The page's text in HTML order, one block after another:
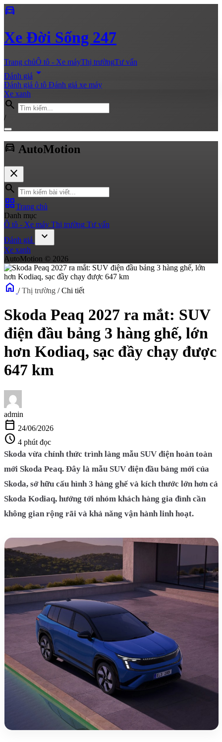
directions_car
Xe Đời Sống 247
Trang chủÔ tô - Xe máyThị trườngTư vấn
Đánh giá arrow_drop_down
Đánh giá ô tô Đánh giá xe máy
Xe xanh
search
/
directions_car AutoMotion
close
search
grid_viewTrang chủ
Danh mục
Ô tô - Xe máy Thị trường Tư vấn
Đánh giá
expand_more
Xe xanh
AutoMotion © 2026
home / Thị trường / Chi tiết
Skoda Peaq 2027 ra mắt: SUV
điện đầu bảng 3 hàng ghế, lớn
hơn Kodiaq, sạc đầy chạy được
647 km
admin
calendar_today 24/06/2026
schedule 4 phút đọc
Skoda vừa chính thức trình làng mẫu SUV điện hoàn toàn
mới Skoda Peaq. Đây là mẫu SUV điện đầu bảng mới của
Skoda, sở hữu cấu hình 3 hàng ghế và kích thước lớn hơn cả
Skoda Kodiaq, hướng tới nhóm khách hàng gia đình cần
không gian rộng rãi và khả năng vận hành linh hoạt.